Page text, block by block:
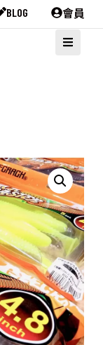
BLOG 會員